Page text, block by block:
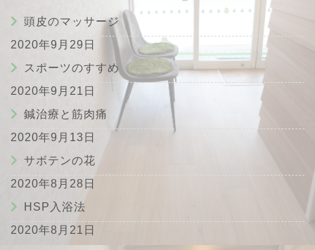
頭皮のマッサージ
2020年9月29日
スポーツのすすめ
2020年9月21日
鍼治療と筋肉痛
2020年9月13日
サボテンの花
2020年8月28日
HSP入浴法
2020年8月21日